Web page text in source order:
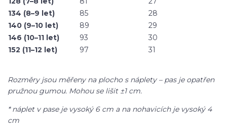
134 (8–9 let)
85
28
140 (9–10 let)
89
29
146 (10–11 let)
93
30
152 (11–12 let)
97 31
Rozměry jsou měřeny na plocho s náplety – pas je opatřen
pružnou gumou. Mohou se lišit ±1 cm.
* náplet v pase je vysoký 6 cm a na nohavicích je vysoký 4
cm